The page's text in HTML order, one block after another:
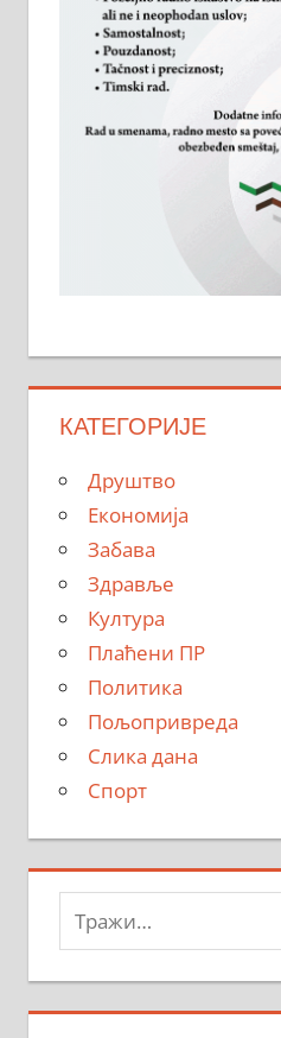
КАТЕГОРИЈЕ
Друштво
Економија
Забава
Здравље
Култура
Плаћени ПР
Политика
Пољопривреда
Слика дана
Спорт
Тражи: